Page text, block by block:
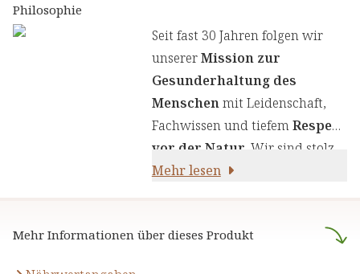
Wir legen großen Wert auf
einen genauen Auswahlprozess
unserer Inhaltsstoffe, um Ihnen
sorgfältig zusammengestellte
Produkte zu liefern. Wir nutzen
die Kraft von Kräutern,
Pflanzenstoffen und anderen
Wohlbefinden.
Mehr Informationen über dieses Produkt
Philosophie
Seit fast 30 Jahren folgen wir
unsererMission zur
Gesunderhaltung des
Menschenmit Leidenschaft,
Fachwissen und tiefemRespekt
vor der Natur . Wir sind stolz
darauf,naturreine Produkte
stützen.
Mehr lesen